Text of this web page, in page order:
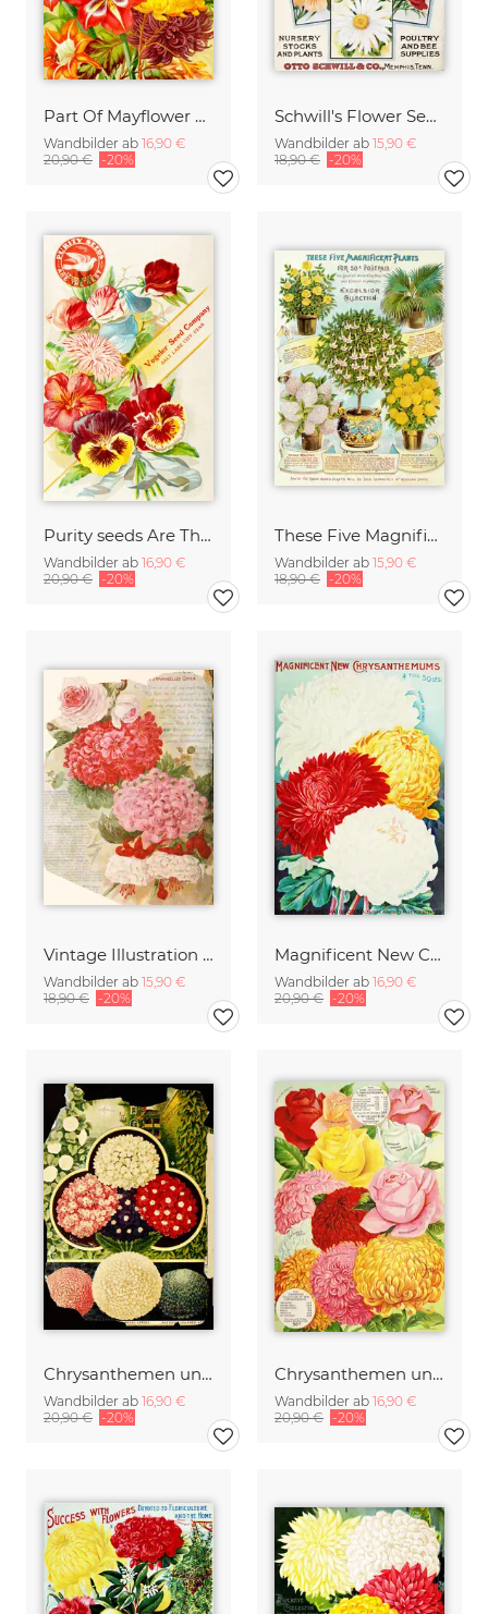
Part Of Mayflower Premium For 1894
Wandbilder ab 16,90 €
20,90 € -20%
Schwill's Flower Seeds
Wandbilder ab 15,90 €
18,90 € -20%
Purity seeds Are The Best
Wandbilder ab 16,90 €
20,90 € -20%
These Five Magnificent Plants For 50 ¢
Wandbilder ab 15,90 €
18,90 € -20%
Vintage Illustration Chrysanthemen 3
Wandbilder ab 15,90 €
18,90 € -20%
Magnificent New Chrysanthemums
Wandbilder ab 16,90 €
20,90 € -20%
Chrysanthemen und andere Blumen
Wandbilder ab 16,90 €
20,90 € -20%
Chrysanthemen und Rosen
Wandbilder ab 16,90 €
20,90 € -20%